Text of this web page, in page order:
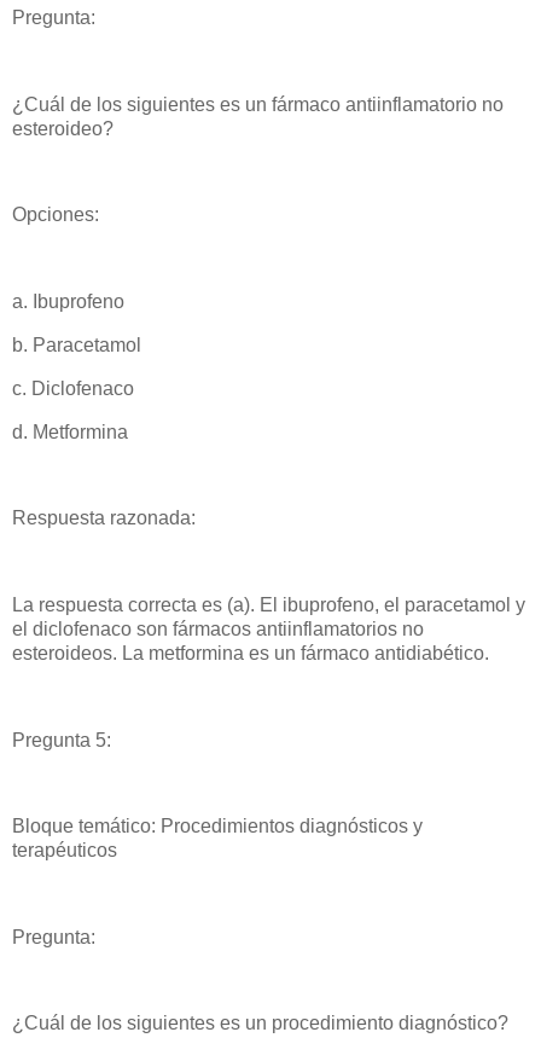
Pregunta:
¿Cuál de los siguientes es un fármaco antiinflamatorio no
esteroideo?
Opciones:
a. Ibuprofeno
b. Paracetamol
c. Diclofenaco
d. Metformina
Respuesta razonada:
La respuesta correcta es (a). El ibuprofeno, el paracetamol y
el diclofenaco son fármacos antiinflamatorios no
esteroideos. La metformina es un fármaco antidiabético.
Pregunta 5:
Bloque temático: Procedimientos diagnósticos y
terapéuticos
Pregunta:
¿Cuál de los siguientes es un procedimiento diagnóstico?